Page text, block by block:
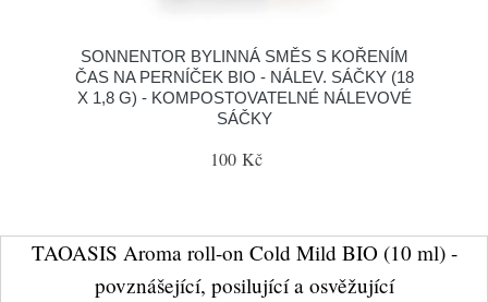
SONNENTOR BYLINNÁ SMĚS S KOŘENÍM
ČAS NA PERNÍČEK BIO - NÁLEV. SÁČKY (18
X 1,8 G) - KOMPOSTOVATELNÉ NÁLEVOVÉ
SÁČKY
100 Kč
TAOASIS Aroma roll-on Cold Mild BIO (10 ml) -
povznášející, posilující a osvěžující